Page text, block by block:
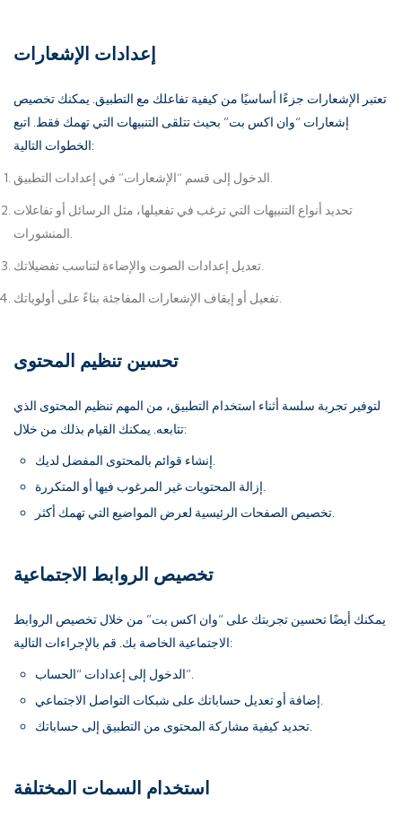
إعدادات الإشعارات
تعتبر الإشعارات جزءًا أساسيًا من كيفية تفاعلك مع التطبيق. يمكنك تخصيص
إشعارات “وان اكس بت” بحيث تتلقى التنبيهات التي تهمك فقط. اتبع
الخطوات التالية:
الدخول إلى قسم “الإشعارات” في إعدادات التطبيق.
تحديد أنواع التنبيهات التي ترغب في تفعيلها، مثل الرسائل أو تفاعلات
المنشورات.
تعديل إعدادات الصوت والإضاءة لتناسب تفضيلاتك.
تفعيل أو إيقاف الإشعارات المفاجئة بناءً على أولوياتك.
تحسين تنظيم المحتوى
لتوفير تجربة سلسة أثناء استخدام التطبيق، من المهم تنظيم المحتوى الذي
تتابعه. يمكنك القيام بذلك من خلال:
إنشاء قوائم بالمحتوى المفضل لديك.
إزالة المحتويات غير المرغوب فيها أو المتكررة.
تخصيص الصفحات الرئيسية لعرض المواضيع التي تهمك أكثر.
تخصيص الروابط الاجتماعية
يمكنك أيضًا تحسين تجربتك على “وان اكس بت” من خلال تخصيص الروابط
الاجتماعية الخاصة بك. قم بالإجراءات التالية:
الدخول إلى إعدادات “الحساب”.
إضافة أو تعديل حساباتك على شبكات التواصل الاجتماعي.
تحديد كيفية مشاركة المحتوى من التطبيق إلى حساباتك.
استخدام السمات المختلفة